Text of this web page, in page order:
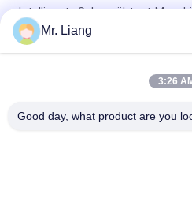
Intelligente Salzsprühtest-
Kammer
Hochleistungs-Salz-Sprühnebel-
Programmierbare weiße
Mr. Liang
3:26
Good day, what product are you